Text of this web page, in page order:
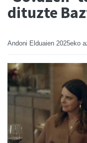
dituzte
Andoni Elduaien 2025eko